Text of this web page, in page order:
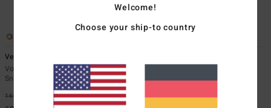
Velo - Snowboard-/Skibrille Unisex -
Vonzipper AZYTG00129</br>Velo -
Snowboard-/Skibrille Unisex
160,00 € 63%
Unisex -
Vonzipper
Snowboard-/Skibrille Unisex
Welcome!
Choose your ship-to country